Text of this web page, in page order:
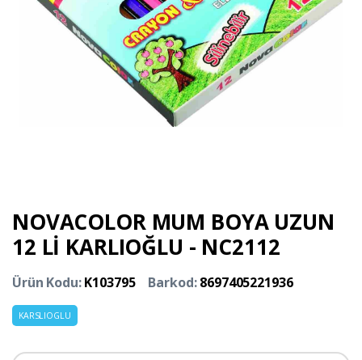
NOVACOLOR MUM BOYA UZUN
12 Lİ KARLIOĞLU - NC2112
Ürün Kodu:K103795 Barkod:8697405221936
KARSLIOGLU